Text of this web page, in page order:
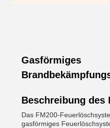
Gasförmiges
Beschreibung des
Das FM200-
gasförmiges